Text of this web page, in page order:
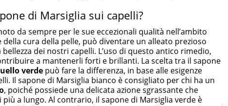
di Marsiglia sui capelli?
da sempre per le sue eccezionali qualità nell’ambito
della cura della pelle, può diventare un alleato prezioso
dei nostri capelli. L’uso di questo antico rimedio,
a mantenerli forti e brillanti. La scelta tra il sapone
verde può fare la differenza, in base alle esigenze
Il sapone di Marsiglia bianco è consigliato per chi ha un
, poiché possiede una delicata azione sgrassante che
a lungo. Al contrario, il sapone di Marsiglia verde è